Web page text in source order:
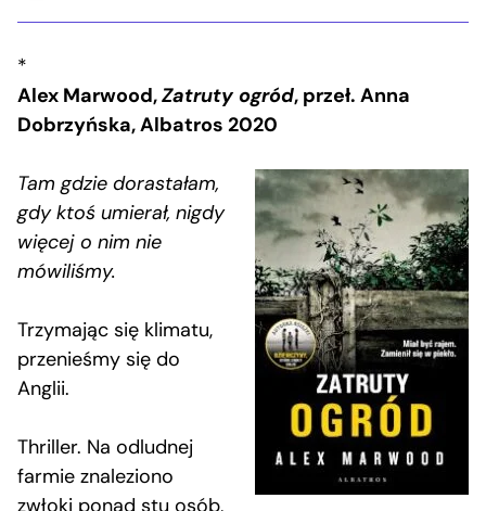
*
Alex Marwood,Zatruty ogród, przeł. Anna
Dobrzyńska, Albatros 2020
Tam gdzie dorastałam,
gdy ktoś umierał, nigdy
więcej o nim nie
mówiliśmy.
Trzymając się klimatu,
przenieśmy się do
Anglii.
Thriller. Na odludnej
farmie znaleziono